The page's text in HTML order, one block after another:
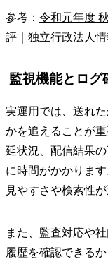
参考： 令和元年度
評｜独立行政法人
監視機能とログ
実運用では、送れ
かを追えることが
延状況、配信結果
に時間がかかりま
見やすさや検索性
また、監査対応や
履歴を確認できる